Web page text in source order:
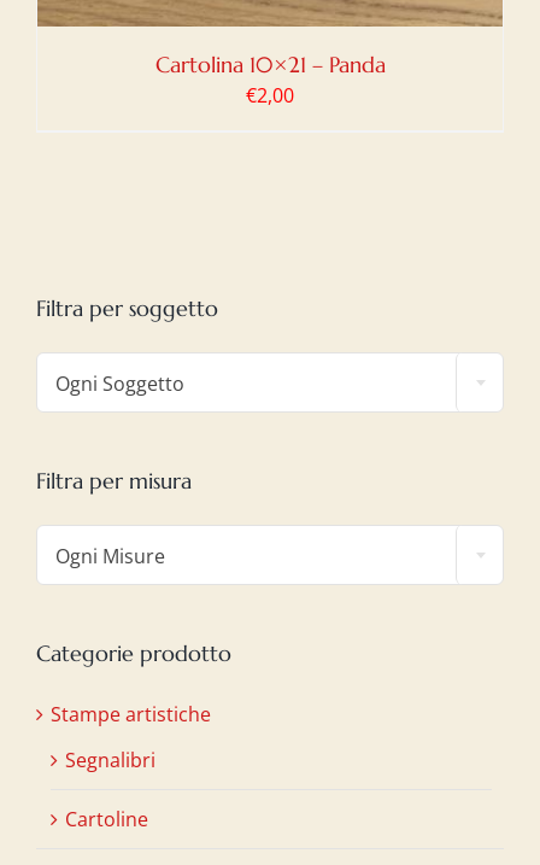
Cartolina 10×21 – Panda
€2,00
Filtra per soggetto
Ogni Soggetto
Filtra per misura
Ogni Misure
Categorie prodotto
Stampe artistiche
Segnalibri
Cartoline